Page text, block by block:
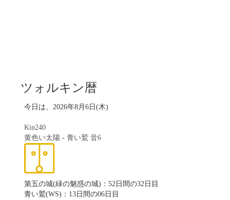
ツォルキン暦
今日は、2026年8月6日(木)
Kin240
黄色い太陽 - 青い鷲 音6
第五の城(緑の魅惑の城)：52日間の32日目
青い鷲(WS)：13日間の06日目